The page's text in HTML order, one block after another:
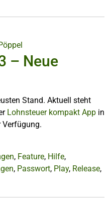
– Neue
Stand. Aktuell steht
Lohnsteuer kompakt App in
Verfügung.
, Feature, Hilfe,
, Passwort, Play, Release,